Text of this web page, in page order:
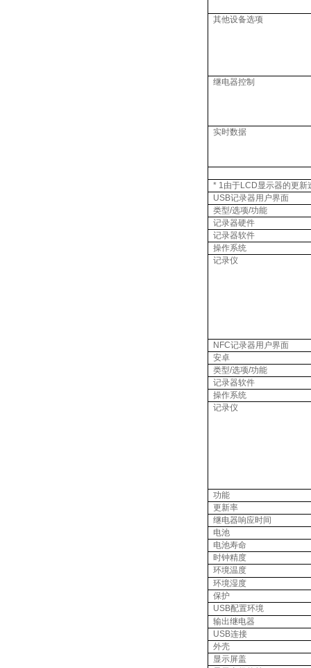
其他设备选项
继电器控制
实时数据
* 1由于LCD显示器的更新
USB记录器用户界面
类型/选项/功能
记录器硬件
记录器软件
操作系统
记录仪
NFC记录器用户界面
安卓
类型/选项/功能
记录器软件
操作系统
记录仪
功能
更新率
继电器响应时间
电池
电池寿命
时钟精度
环境温度
环境湿度
保护
USB配置环境
输出继电器
USB连接
外壳
显示屏盖